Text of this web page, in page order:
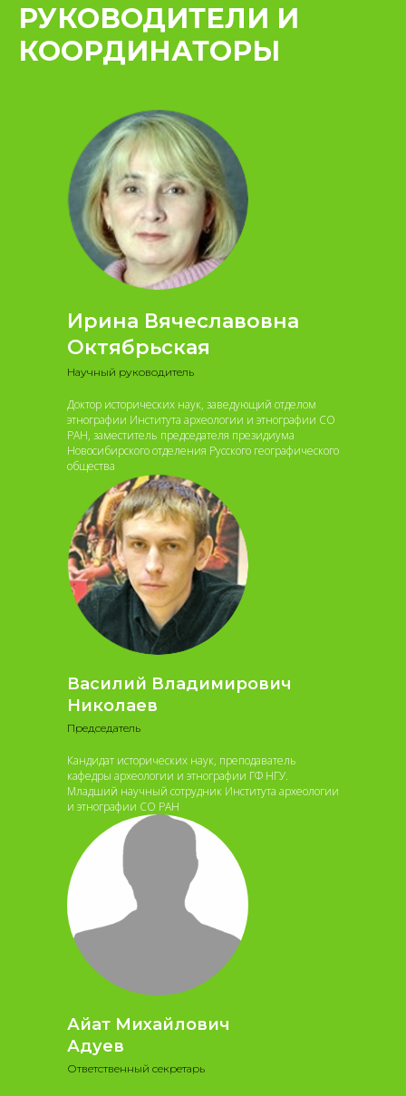
РУКОВОДИТЕЛИ И
КООРДИНАТОРЫ
Ирина Вячеславовна
Октябрьская
Научный руководитель
Доктор исторических наук, заведующий отделом
этнографии Института археологии и этнографии СО
РАН, заместитель председателя президиума
Новосибирского отделения Русского географического
общества
Василий Владимирович
Николаев
Председатель
Кандидат исторических наук, преподаватель
кафедры археологии и этнографии ГФ НГУ.
Младший научный сотрудник Института археологии
и этнографии СО РАН
Айат Михайлович
Адуев
Ответственный секретарь